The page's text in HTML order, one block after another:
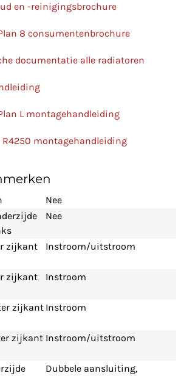
en -reinigingsbrochure
8 consumentenbrochure
documentatie alle radiatoren
L montagehandleiding
R4250 montagehandleiding
Nee
Nee
zijkant
Instroom/uitstroom
zijkant
Instroom
zijkant Instroom
zijkant Instroom/uitstroom
Dubbele aansluiting,